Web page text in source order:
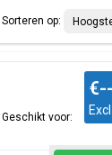
Sorteren op:
voor: